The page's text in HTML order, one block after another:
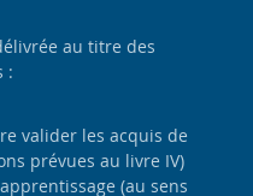
au titre des
:
valider les acquis de
prévues au livre IV)
(au sens